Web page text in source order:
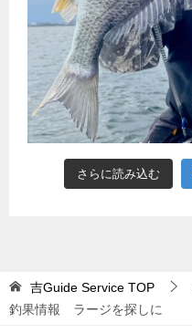
さらに読み込む
吉Guide Service TOP
釣果情報 ラージを探しに